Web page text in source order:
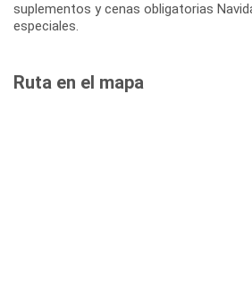
suplementos y cenas obligatorias
especiales.
Ruta en el mapa